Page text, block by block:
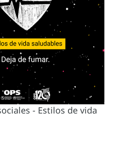
- Estilos de vida